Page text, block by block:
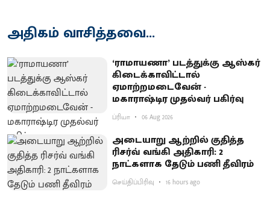
அதிகம் வாசித்தவை...
‘ராமாயணா’ படத்துக்கு ஆஸ்கர்
கிடைக்காவிட்டால்
ஏமாற்றமடைவேன் -
மகாராஷ்டிர முதல்வர் பகிர்வு
ப்ரியா 06 Aug 2026
அடையாறு ஆற்றில் குதித்த
ரிசர்வ் வங்கி அதிகாரி: 2
நாட்களாக தேடும் பணி தீவிரம்
செய்திப்பிரிவு 16 hours ago